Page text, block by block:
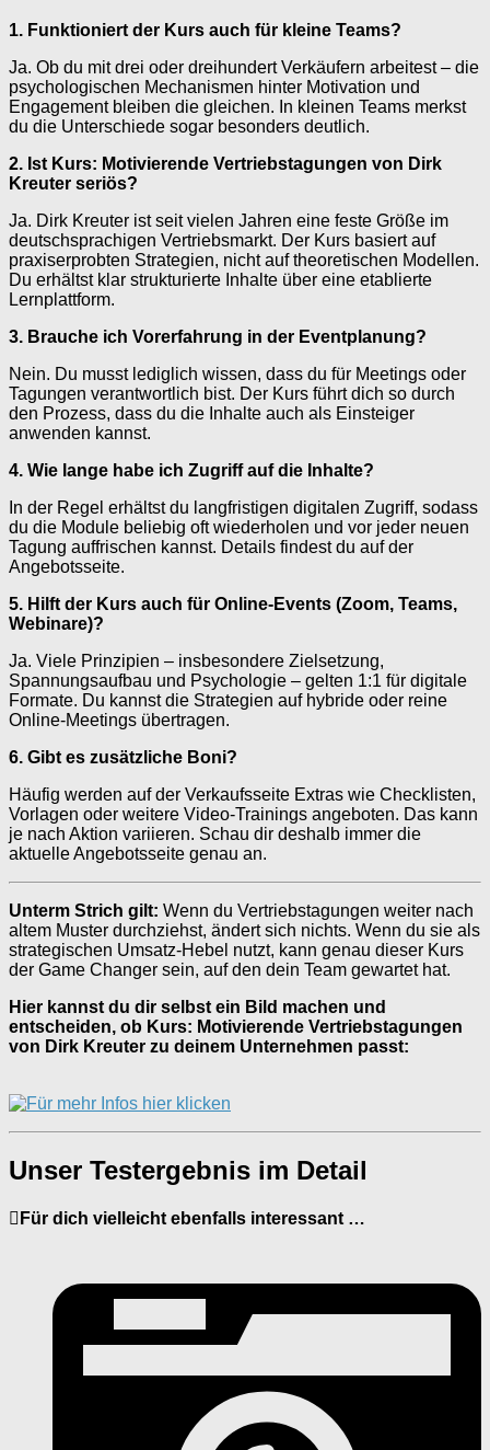
1. Funktioniert der Kurs auch für kleine Teams?
Ja. Ob du mit drei oder dreihundert Verkäufern arbeitest – die
psychologischen Mechanismen hinter Motivation und
Engagement bleiben die gleichen. In kleinen Teams merkst
du die Unterschiede sogar besonders deutlich.
2. Ist Kurs: Motivierende Vertriebstagungen von Dirk
Kreuter seriös?
Ja. Dirk Kreuter ist seit vielen Jahren eine feste Größe im
deutschsprachigen Vertriebsmarkt. Der Kurs basiert auf
praxiserprobten Strategien, nicht auf theoretischen Modellen.
Du erhältst klar strukturierte Inhalte über eine etablierte
Lernplattform.
3. Brauche ich Vorerfahrung in der Eventplanung?
Nein. Du musst lediglich wissen, dass du für Meetings oder
Tagungen verantwortlich bist. Der Kurs führt dich so durch
den Prozess, dass du die Inhalte auch als Einsteiger
anwenden kannst.
4. Wie lange habe ich Zugriff auf die Inhalte?
In der Regel erhältst du langfristigen digitalen Zugriff, sodass
du die Module beliebig oft wiederholen und vor jeder neuen
Tagung auffrischen kannst. Details findest du auf der
Angebotsseite.
5. Hilft der Kurs auch für Online-Events (Zoom, Teams,
Webinare)?
Ja. Viele Prinzipien – insbesondere Zielsetzung,
Spannungsaufbau und Psychologie – gelten 1:1 für digitale
Formate. Du kannst die Strategien auf hybride oder reine
Online-Meetings übertragen.
6. Gibt es zusätzliche Boni?
Häufig werden auf der Verkaufsseite Extras wie Checklisten,
Vorlagen oder weitere Video-Trainings angeboten. Das kann
je nach Aktion variieren. Schau dir deshalb immer die
aktuelle Angebotsseite genau an.
Unterm Strich gilt: Wenn du Vertriebstagungen weiter nach
altem Muster durchziehst, ändert sich nichts. Wenn du sie als
strategischen Umsatz-Hebel nutzt, kann genau dieser Kurs
der Game Changer sein, auf den dein Team gewartet hat.
Hier kannst du dir selbst ein Bild machen und
entscheiden, ob Kurs: Motivierende Vertriebstagungen
von Dirk Kreuter zu deinem Unternehmen passt:
Unser Testergebnis im Detail
Für dich vielleicht ebenfalls interessant …